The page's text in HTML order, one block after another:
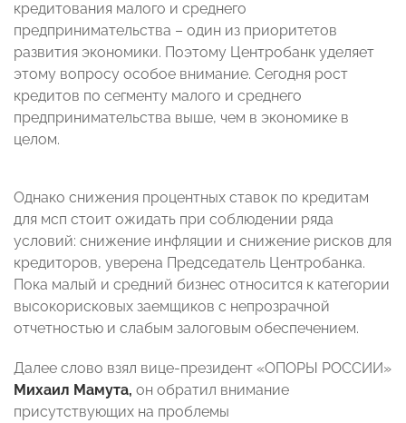
кредитования малого и среднего
предпринимательства – один из приоритетов
развития экономики. Поэтому Центробанк уделяет
этому вопросу особое внимание. Сегодня рост
кредитов по сегменту малого и среднего
предпринимательства выше, чем в экономике в
целом.
Однако снижения процентных ставок по кредитам
для мсп стоит ожидать при соблюдении ряда
условий: снижение инфляции и снижение рисков для
кредиторов, уверена Председатель Центробанка.
Пока малый и средний бизнес относится к категории
высокорисковых заемщиков с непрозрачной
отчетностью и слабым залоговым обеспечением.
Далее слово взял вице-президент «ОПОРЫ РОССИИ»
Михаил Мамута, он обратил внимание
присутствующих на проблемы